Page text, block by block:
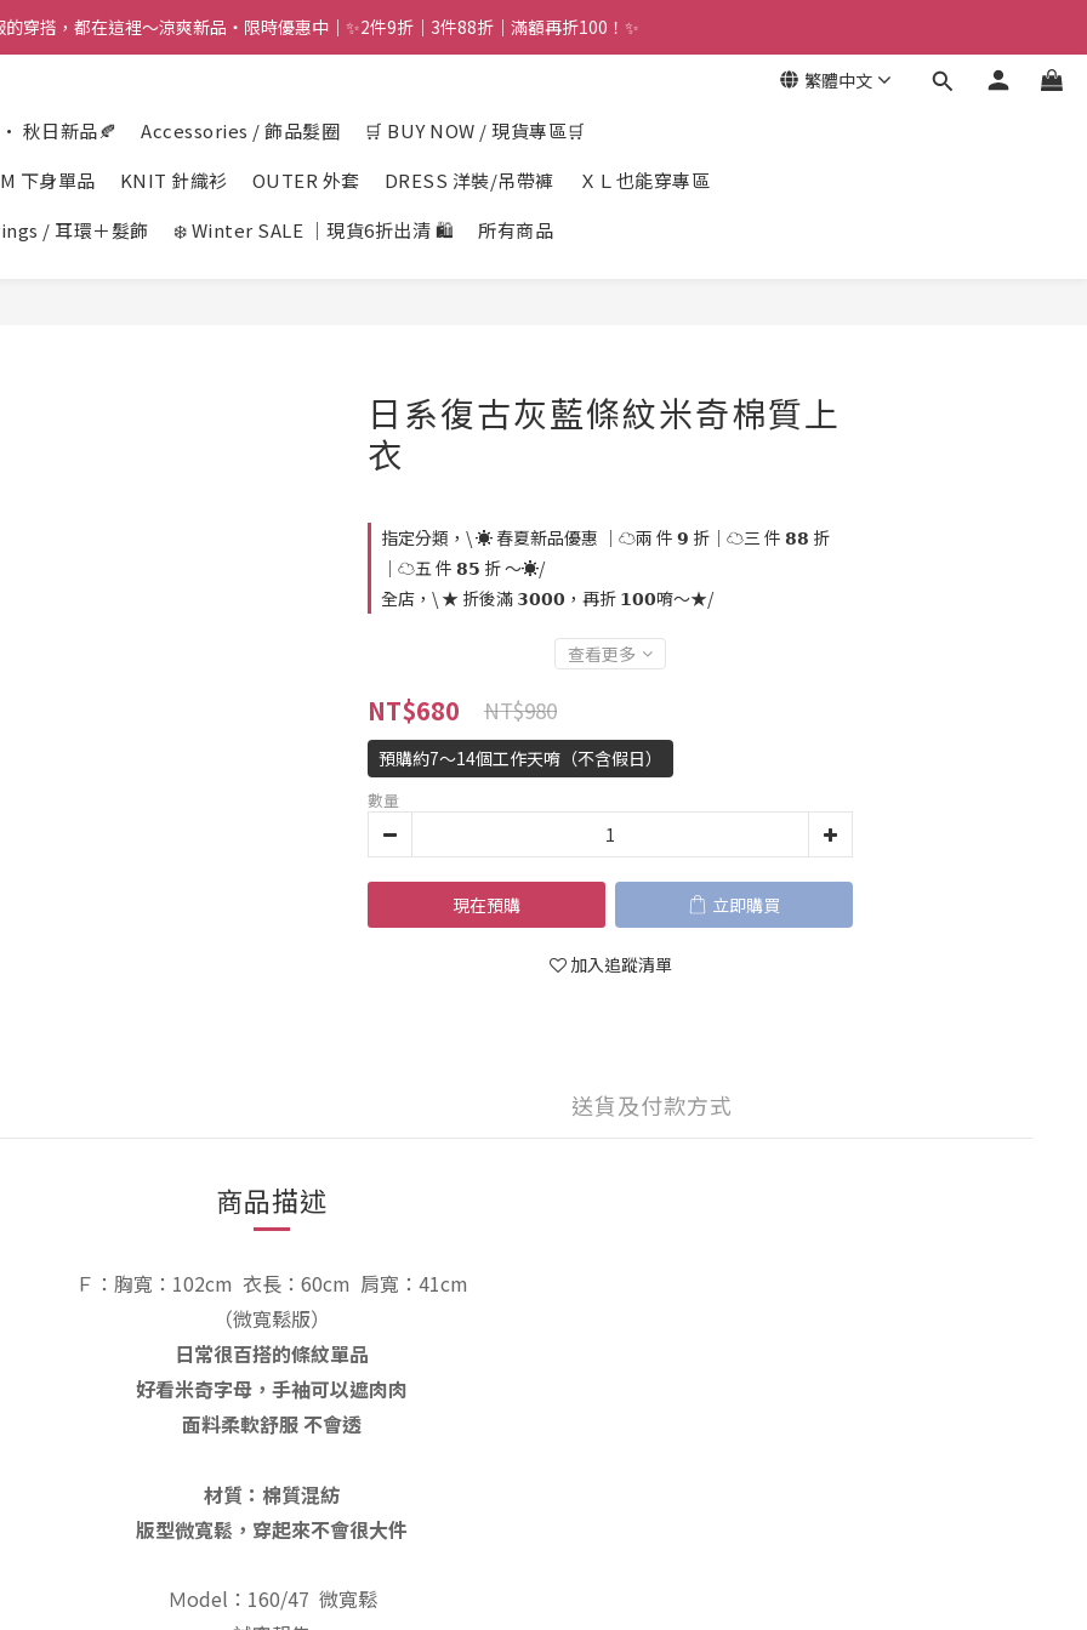
的穿搭，都在這裡～涼爽新品・限時優惠中｜✨2件9折｜3件88折｜滿額再折100！✨
繁體中文
秋日新品🍂 Accessories / 飾品髮圈
🛒 BUY NOW / 現貨專區🛒
下身單品
KNIT 針織衫 OUTER 外套 DRESS 洋裝/吊帶褲
ＸＬ也能穿專區
/ 耳環＋髮飾
❄️ Winter SALE ｜現貨6折出清 🛍️ 所有商品
日系復古灰藍條紋米奇棉質上
衣
指定分類，\ ☀️ 春夏新品優惠 ｜☁️兩 件 𝟵 折｜☁️三 件 𝟴𝟴 折
｜☁️五 件 𝟴𝟱 折 ～☀️/
全店，\ ★ 折後滿 𝟯𝟬𝟬𝟬，再折 𝟭𝟬𝟬唷～★/
查看更多
NT$680 NT$980
預購約7～14個工作天唷（不含假日）
數量
現在預購 立即購買
加入追蹤清單
送貨及付款方式
商品描述
Ｆ：胸寬：102cm 衣長：60cm 肩寬：41cm
（微寬鬆版）
日常很百搭的條紋單品
好看米奇字母，手袖可以遮肉肉
面料柔軟舒服 不會透
材質：棉質混紡
版型微寬鬆，穿起來不會很大件
Ｍodel：160/47 微寬鬆